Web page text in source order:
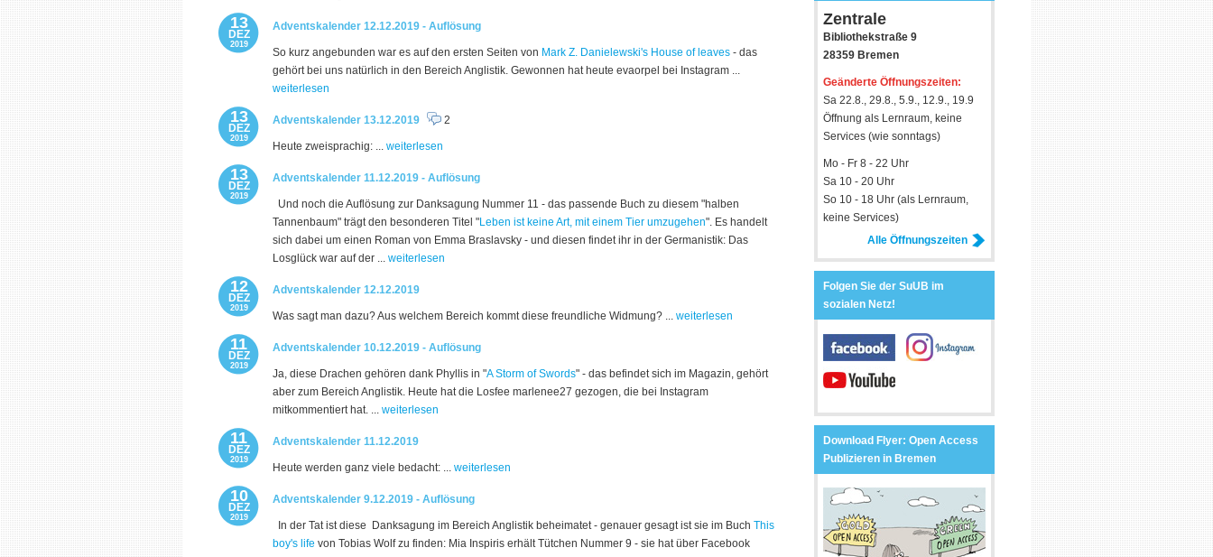
Adventskalender 12.12.2019 - Auflösung
13
DEZ
2019
So kurz angebunden war es auf den ersten Seiten von Mark Z. Danielewski's House of leaves - das
gehört bei uns natürlich in den Bereich Anglistik. Gewonnen hat heute evaorpel bei Instagram ...
weiterlesen
Adventskalender 13.12.2019 2
13
DEZ
2019
Heute zweisprachig: ... weiterlesen
Adventskalender 11.12.2019 - Auflösung
13
DEZ
2019
Und noch die Auflösung zur Danksagung Nummer 11 - das passende Buch zu diesem "halben
Tannenbaum" trägt den besonderen Titel "Leben ist keine Art, mit einem Tier umzugehen". Es handelt
sich dabei um einen Roman von Emma Braslavsky - und diesen findet ihr in der Germanistik: Das
Losglück war auf der ... weiterlesen
Adventskalender 12.12.2019
12
DEZ
2019
Was sagt man dazu? Aus welchem Bereich kommt diese freundliche Widmung? ... weiterlesen
Adventskalender 10.12.2019 - Auflösung
11
DEZ
2019
Ja, diese Drachen gehören dank Phyllis in "A Storm of Swords" - das befindet sich im Magazin, gehört
aber zum Bereich Anglistik. Heute hat die Losfee marlenee27 gezogen, die bei Instagram
mitkommentiert hat. ... weiterlesen
Adventskalender 11.12.2019
11
DEZ
2019
Heute werden ganz viele bedacht: ... weiterlesen
Adventskalender 9.12.2019 - Auflösung
10
DEZ
2019
In der Tat ist diese Danksagung im Bereich Anglistik beheimatet - genauer gesagt ist sie im Buch This
boy's life von Tobias Wolf zu finden: Mia Inspiris erhält Tütchen Nummer 9 - sie hat über Facebook
Zentrale
Bibliothekstraße 9
28359 Bremen
Geänderte Öffnungszeiten:
Sa 22.8., 29.8., 5.9., 12.9., 19.9
Öffnung als Lernraum, keine
Services (wie sonntags)
Mo - Fr 8 - 22 Uhr
Sa 10 - 20 Uhr
So 10 - 18 Uhr (als Lernraum,
keine Services)
Alle Öffnungszeiten
Folgen Sie der SuUB im
sozialen Netz!
Download Flyer: Open Access
Publizieren in Bremen